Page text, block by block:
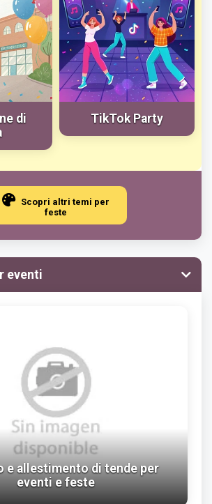
di
TikTok Party
Scopri altri temi per
feste
eventi
e allestimento di tende per
eventi e feste